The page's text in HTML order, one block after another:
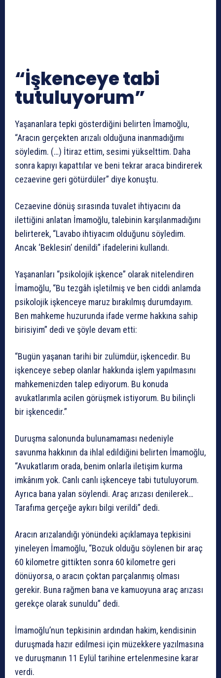
“İşkenceye tabi
tutuluyorum”
Yaşananlara tepki gösterdiğini belirten İmamoğlu,
“Aracın gerçekten arızalı olduğuna inanmadığımı
söyledim. (…) İtiraz ettim, sesimi yükselttim. Daha
sonra kapıyı kapattılar ve beni tekrar araca bindirerek
cezaevine geri götürdüler” diye konuştu.
Cezaevine dönüş sırasında tuvalet ihtiyacını da
ilettiğini anlatan İmamoğlu, talebinin karşılanmadığını
belirterek, “Lavabo ihtiyacım olduğunu söyledim.
Ancak ‘Beklesin’ denildi” ifadelerini kullandı.
Yaşananları “psikolojik işkence” olarak nitelendiren
İmamoğlu, “Bu tezgâh işletilmiş ve ben ciddi anlamda
psikolojik işkenceye maruz bırakılmış durumdayım.
Ben mahkeme huzurunda ifade verme hakkına sahip
birisiyim” dedi ve şöyle devam etti:
“Bugün yaşanan tarihi bir zulümdür, işkencedir. Bu
işkenceye sebep olanlar hakkında işlem yapılmasını
mahkemenizden talep ediyorum. Bu konuda
avukatlarımla acilen görüşmek istiyorum. Bu bilinçli
bir işkencedir.”
Duruşma salonunda bulunamaması nedeniyle
savunma hakkının da ihlal edildiğini belirten İmamoğlu,
“Avukatlarım orada, benim onlarla iletişim kurma
imkânım yok. Canlı canlı işkenceye tabi tutuluyorum.
Ayrıca bana yalan söylendi. Araç arızası denilerek…
Tarafıma gerçeğe aykırı bilgi verildi” dedi.
Aracın arızalandığı yönündeki açıklamaya tepkisini
yineleyen İmamoğlu, “Bozuk olduğu söylenen bir araç
60 kilometre gittikten sonra 60 kilometre geri
dönüyorsa, o aracın çoktan parçalanmış olması
gerekir. Buna rağmen bana ve kamuoyuna araç arızası
gerekçe olarak sunuldu” dedi.
İmamoğlu’nun tepkisinin ardından hakim, kendisinin
duruşmada hazır edilmesi için müzekkere yazılmasına
ve duruşmanın 11 Eylül tarihine ertelenmesine karar
verdi.